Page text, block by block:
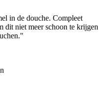
in de douche. Compleet
dit niet meer schoon te krijgen
"